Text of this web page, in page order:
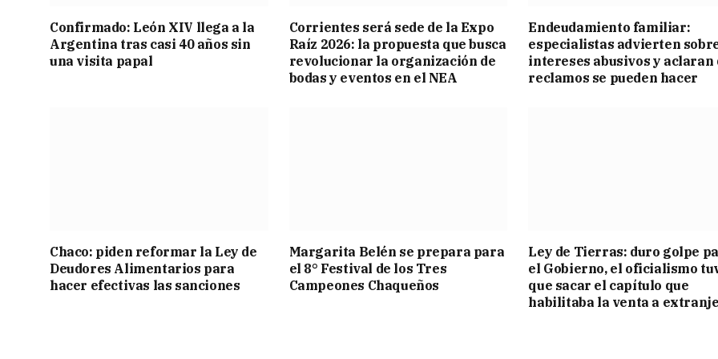
Confirmado: León XIV llega a la
Argentina tras casi 40 años sin
una visita papal
Corrientes será sede de la Expo
Raíz 2026: la propuesta que busca
revolucionar la organización de
bodas y eventos en el NEA
Endeudamiento familiar:
especialistas advierten
intereses abusivos y aclaran
reclamos se pueden hacer
Chaco: piden reformar la Ley de
Deudores Alimentarios para
hacer efectivas las sanciones
Margarita Belén se prepara para
el 8° Festival de los Tres
Campeones Chaqueños
Ley de Tierras: duro golpe
el Gobierno, el oficialismo
que sacar el capítulo que
habilitaba la venta a